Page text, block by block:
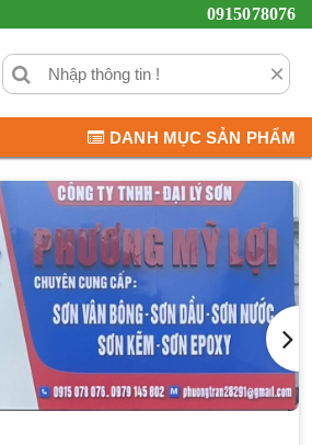
0915078076
×
DANH MỤC SẢN PHẨM